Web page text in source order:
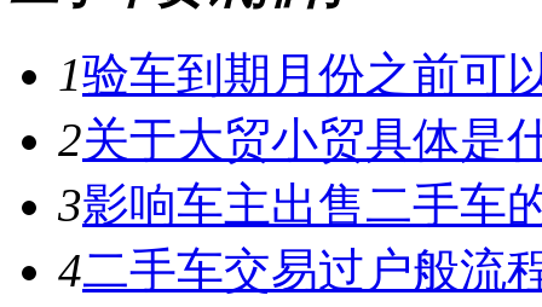
1验车到期月份之前可
2关于大贸小贸具体是
3影响车主出售二手车
4二手车交易过户般流